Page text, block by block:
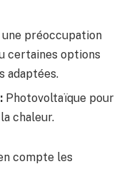
préoccupation
certaines options
adaptées.
Photovoltaïque pour
chaleur.
compte les